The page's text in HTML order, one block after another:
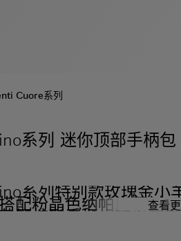
Cuore系列
系列 迷你顶部手柄包
系列特别款玫瑰金小
配粉晶色纳帕皮革衬
铜蛇形手柄，饰以镌刻
合设计。
查看